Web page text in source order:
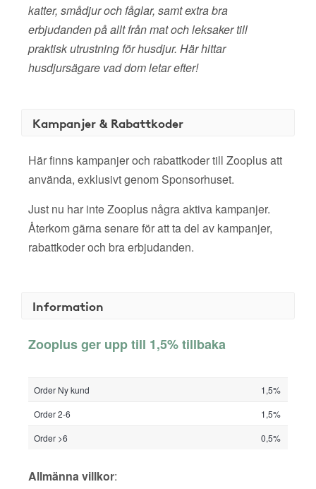
katter, smådjur och fåglar, samt extra bra
erbjudanden på allt från mat och leksaker till
praktisk utrustning för husdjur. Här hittar
husdjursägare vad dom letar efter!
Kampanjer & Rabattkoder
Här finns kampanjer och rabattkoder till Zooplus att
använda, exklusivt genom Sponsorhuset.
Just nu har inte Zooplus några aktiva kampanjer.
Återkom gärna senare för att ta del av kampanjer,
rabattkoder och bra erbjudanden.
Information
Zooplus ger upp till 1,5% tillbaka
Order Ny kund
1,5%
Order 2-6
1,5%
Order >6
0,5%
Allmänna villkor: